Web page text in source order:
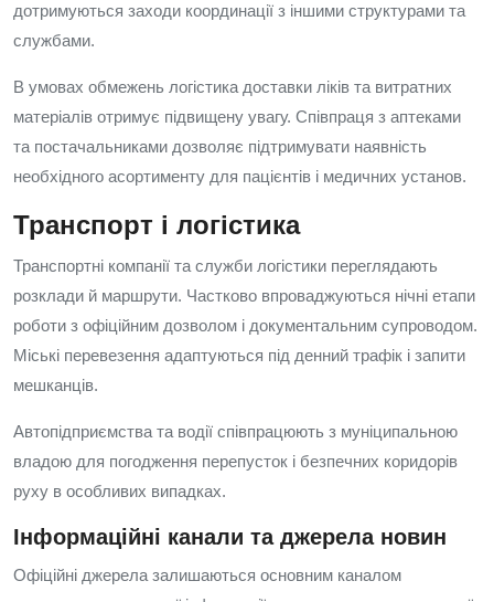
дотримуються заходи координації з іншими структурами та
службами.
В умовах обмежень логістика доставки ліків та витратних
матеріалів отримує підвищену увагу. Співпраця з аптеками
та постачальниками дозволяє підтримувати наявність
необхідного асортименту для пацієнтів і медичних установ.
Транспорт і логістика
Транспортні компанії та служби логістики переглядають
розклади й маршрути. Частково впроваджуються нічні етапи
роботи з офіційним дозволом і документальним супроводом.
Міські перевезення адаптуються під денний трафік і запити
мешканців.
Автопідприємства та водії співпрацюють з муніципальною
владою для погодження перепусток і безпечних коридорів
руху в особливих випадках.
Інформаційні канали та джерела новин
Офіційні джерела залишаються основним каналом